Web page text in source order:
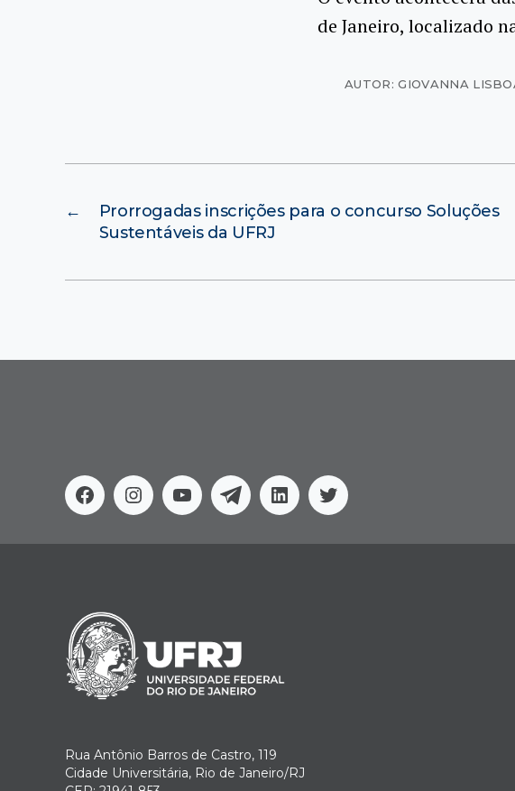
de Janeiro, localizado
AUTOR: GIOVANNA
←
Prorrogadas inscrições para o concurso Soluções
Sustentáveis da UFRJ
FacebookInstagram
YoutubeTelegramLinkedinTwitter
Rua Antônio Barros de Castro, 119
Cidade Universitária, Rio de Janeiro/RJ